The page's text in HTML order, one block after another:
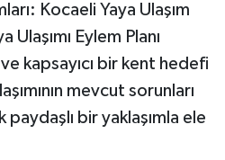
Kocaeli Yaya Ulaşım
Eylem Planı
kapsayıcı bir kent hedefi
mevcut sorunları
bir yaklaşımla ele